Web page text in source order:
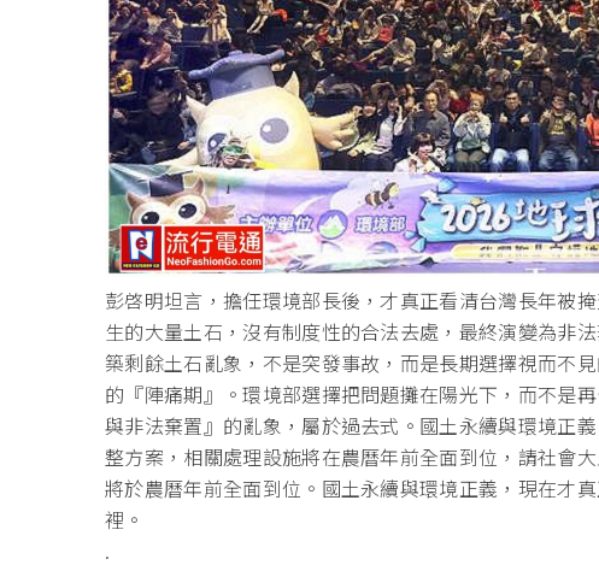
彭啓明坦言，擔任環境部長後，才真正看清台灣長年被
生的大量土石，沒有制度性的合法去處， 最終演變為非
築剩餘土石亂象，不是突發事故， 而是長期選擇視而不
的『陣痛期』。環境部選擇把問題攤在陽光下，而不是
與非法棄置』的亂象，屬於過去式。 國土永續與環境正
整方案， 相關處理設施將在農曆年前全面到位，請社會大
將於農曆年前全面到位。 國土永續與環境正義，現在才
裡。
.